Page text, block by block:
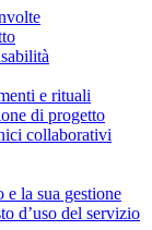
e rituali
di progetto
collaborativi
la sua gestione
d’uso del servizio